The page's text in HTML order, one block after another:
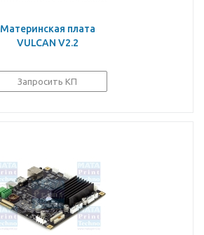
Материнская плата
VULCAN V2.2
Запросить КП